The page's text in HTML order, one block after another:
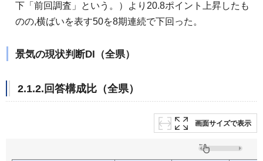
下「前回調査」という。）より20.8ポイント上昇したも
のの,横ばいを表す50を8期連続で下回った。
景気の現状判断DI（全県）
2.1.2.回答構成比（全県）
画面サイズで表示